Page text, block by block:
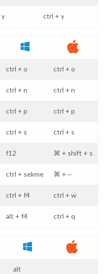
y ctrl + y
ctrl + o ctrl + o
ctrl + n ctrl + n
ctrl + p ctrl + p
ctrl + s ctrl + s
f12 ⌘ + shift + s
ctrl + sekme ⌘ + ~
ctrl + f4 ctrl + w
alt + f4 ctrl + q
alt